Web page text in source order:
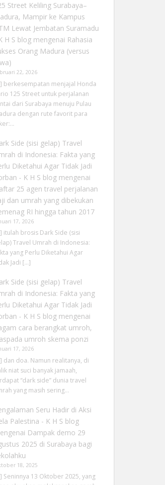
Street Keliling Surabaya–
Mampir ke Kampus
Lewat Jembatan Suramadu
H S blogmengenai Rahasia
Orang Madura (versus
22, 2026
berkesempatan menjajal Honda
125 Street untuk perjalanan
dari Surabaya menuju Pulau
dengan rute favorit para
Side (sisi gelap) Travel
di Indonesia: Fakta yang
Diketahui Agar Tidak Jadi
- K H S blogmengenai
25 agen travel perjalanan
dan umrah yang dibekukan
RI hingga tahun 2017
17, 2026
itulah brosis Dark Side (sisi
Travel Umrah di Indonesia:
yang Perlu Diketahui Agar
Jadi […]
Side (sisi gelap) Travel
di Indonesia: Fakta yang
Diketahui Agar Tidak Jadi
- K H S blogmengenai
cara berangkat umroh,
umroh skema ponzi
17, 2026
dan doa. Namun realitanya, di
niat suci banyak jamaah,
“dark side” dunia travel
yang masih sering…
Seru Hadir di Aksi
Palestina - K H S blog
Dampak demo 29
2025 di Surabaya bagi
18, 2025
Seninnya 13 Oktober 2025, yang